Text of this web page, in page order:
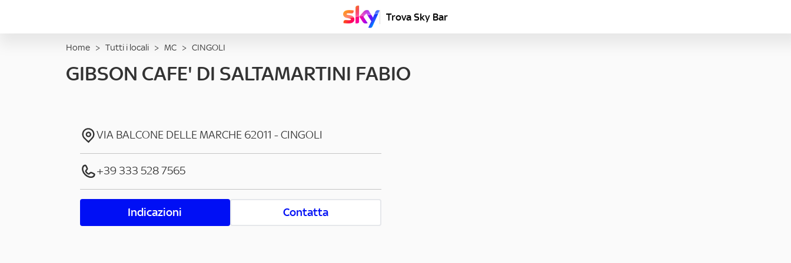
Trova Sky Bar
Home > Tutti i locali > MC > CINGOLI
GIBSON CAFE' DI SALTAMARTINI FABIO
VIA BALCONE DELLE MARCHE 62011 -CINGOLI
+39 333 528 7565
Indicazioni Contatta